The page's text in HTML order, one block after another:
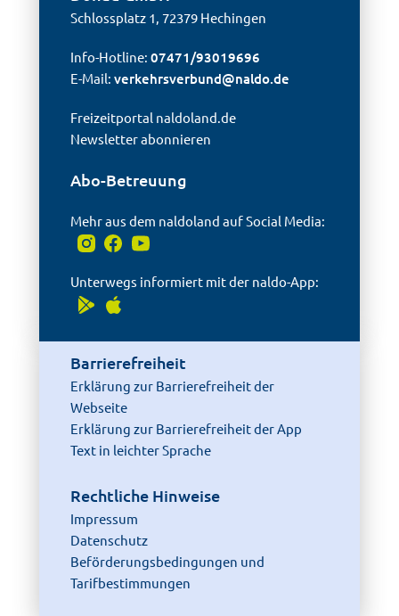
Schlossplatz 1, 72379 Hechingen
Info-Hotline: 07471/93019696
E-Mail: verkehrsverbund@naldo.de
Freizeitportal naldoland.de
Newsletter abonnieren
Abo-Betreuung
Mehr aus dem naldoland auf Social Media:
Unterwegs informiert mit der naldo-App:
Barrierefreiheit
Erklärung zur Barrierefreiheit der
Webseite
Erklärung zur Barrierefreiheit der App
Text in leichter Sprache
Rechtliche Hinweise
Impressum
Datenschutz
Beförderungsbedingungen und
Tarifbestimmungen